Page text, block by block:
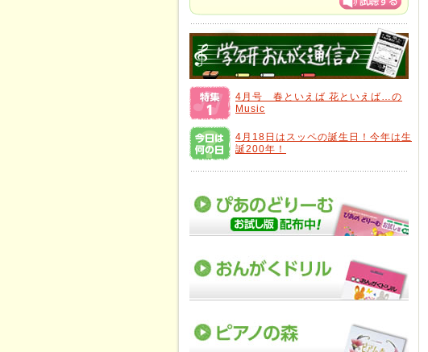
4月号 春といえば 花といえば…の
Music
4月18日はスッペの誕生日！今年は生
誕200年！